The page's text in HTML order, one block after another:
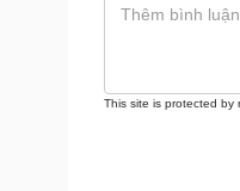
This site is protected by